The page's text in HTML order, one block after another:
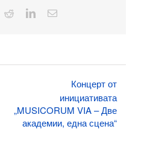
RedditLinkedInЕлектронна
Концерт от
инициативата
„MUSICORUM VIA – Две
академии, една сцена“